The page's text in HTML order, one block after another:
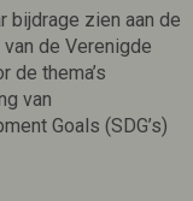
bijdrage zien aan de
de Verenigde
de thema’s
van
Goals (SDG’s)